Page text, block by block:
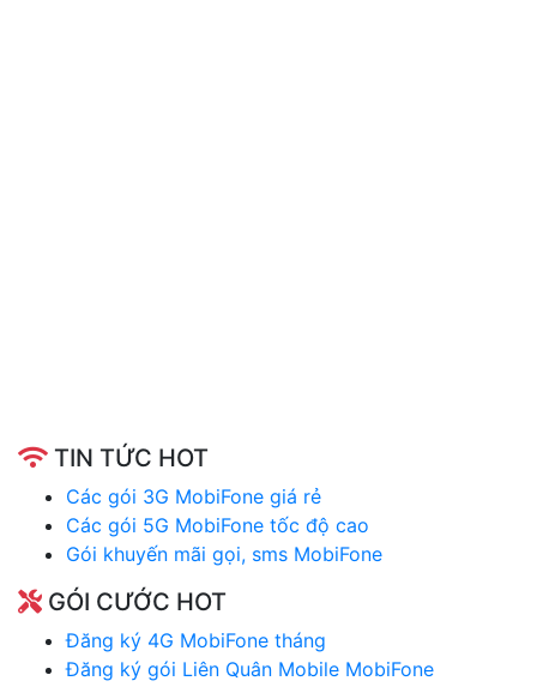
TIN TỨC HOT
Các gói 3G MobiFone giá rẻ
Các gói 5G MobiFone tốc độ cao
Gói khuyến mãi gọi, sms MobiFone
GÓI CƯỚC HOT
Đăng ký 4G MobiFone tháng
Đăng ký gói Liên Quân Mobile MobiFone